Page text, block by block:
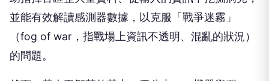
並能有效解讀感測器數據，以克服「戰爭迷霧」
（fog of war，指戰場上資訊不透明、混亂的狀況）
的問題。